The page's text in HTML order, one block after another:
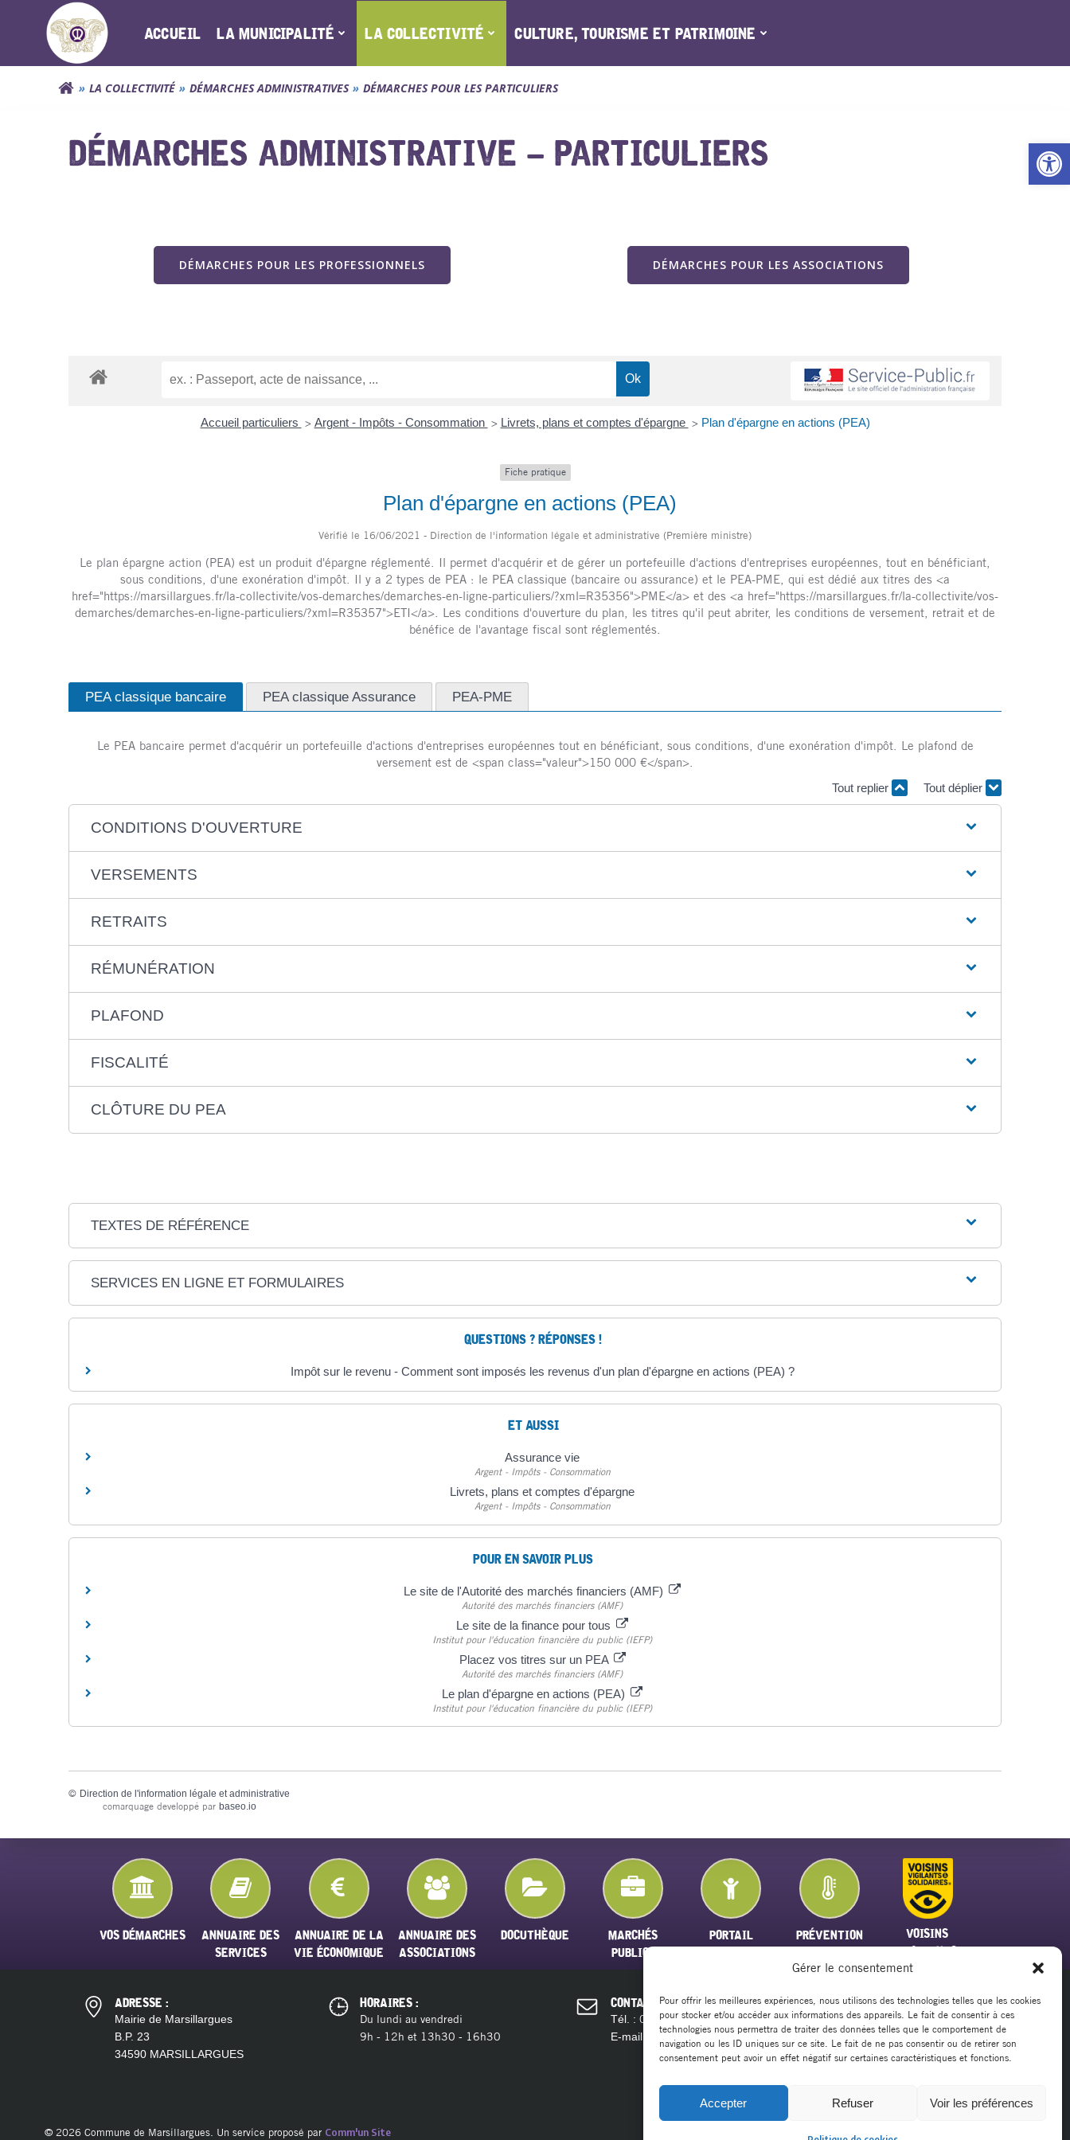
Gérer le consentement
Pour offrir les meilleures expériences, nous utilisons des technologies telles que les cookies
pour stocker et/ou accéder aux informations des appareils. Le fait de consentir à ces
technologies nous permettra de traiter des données telles que le comportement de
navigation ou les ID uniques sur ce site. Le fait de ne pas consentir ou de retirer son
consentement peut avoir un effet négatif sur certaines caractéristiques et fonctions.
Accepter Refuser Voir les préférences
contenu
ACCUEIL LA MUNICIPALITÉ LA COLLECTIVITÉ CULTURE, TOURISME ET PATRIMOINE
LA COLLECTIVITÉ DÉMARCHES ADMINISTRATIVES DÉMARCHES POUR LES PARTICULIERS
DÉMARCHES ADMINISTRATIVE – PARTICULIERS
DÉMARCHES POUR LES PROFESSIONNELS DÉMARCHES POUR LES ASSOCIATIONS
Accueil particuliers > Argent - Impôts - Consommation > Livrets, plans et comptes d'épargne > Plan d'épargne en actions (PEA)
Fiche pratique
Plan d'épargne en actions (PEA)
Vérifié le 16/06/2021 - Direction de l'information légale et administrative (Première ministre)
Le plan épargne action (PEA) est un produit d'épargne réglementé. Il permet d'acquérir et de gérer un portefeuille d'actions d'entreprises européennes, tout en bénéficiant,
sous conditions, d'une exonération d'impôt. Il y a 2 types de PEA : le PEA classique (bancaire ou assurance) et le PEA-PME, qui est dédié aux titres des <a
href="https://marsillargues.fr/la-collectivite/vos-demarches/demarches-en-ligne-particuliers/?xml=R35356">PME</a> et des <a href="https://marsillargues.fr/la-collectivite/vos-
demarches/demarches-en-ligne-particuliers/?xml=R35357">ETI</a>. Les conditions d'ouverture du plan, les titres qu'il peut abriter, les conditions de versement, retrait et de
bénéfice de l'avantage fiscal sont réglementés.
PEA classique bancaire PEA classique Assurance PEA-PME
Le PEA bancaire permet d'acquérir un portefeuille d'actions d'entreprises européennes tout en bénéficiant, sous conditions, d'une exonération d'impôt. Le plafond de
versement est de <span class="valeur">150 000 €</span>.
Tout replier Tout déplier
CONDITIONS D'OUVERTURE
VERSEMENTS
RETRAITS
RÉMUNÉRATION
PLAFOND
FISCALITÉ
CLÔTURE DU PEA
TEXTES DE RÉFÉRENCE
SERVICES EN LIGNE ET FORMULAIRES
QUESTIONS ? RÉPONSES !
Impôt sur le revenu - Comment sont imposés les revenus d'un plan d'épargne en actions (PEA) ?
ET AUSSI
Assurance vie
Argent - Impôts - Consommation
Livrets, plans et comptes d'épargne
Argent - Impôts - Consommation
POUR EN SAVOIR PLUS
Le site de l'Autorité des marchés financiers (AMF)
Autorité des marchés financiers (AMF)
Le site de la finance pour tous
Institut pour l'éducation financière du public (IEFP)
Placez vos titres sur un PEA
Autorité des marchés financiers (AMF)
Le plan d'épargne en actions (PEA)
Institut pour l'éducation financière du public (IEFP)
© Direction de l'information légale et administrative
comarquage developpé par baseo.io
VOS DÉMARCHES
ANNUAIRE DES
SERVICES
ANNUAIRE DE LA
VIE ÉCONOMIQUE
ANNUAIRE DES
ASSOCIATIONS
DOCUTHÈQUE
MARCHÉS
PUBLICS
PORTAIL
PRÉVENTION
VOISINS
VIGILANTS
ADRESSE :
Mairie de Marsillargues
B.P. 23
34590 MARSILLARGUES
HORAIRES :
Du lundi au vendredi
9h - 12h et 13h30 - 16h30
CONTACT :
Tél. :04 11 28 13 20
E-mail : contact@marsillargues.fr
© 2026 Commune de Marsillargues. Un service proposé par Comm'un Site